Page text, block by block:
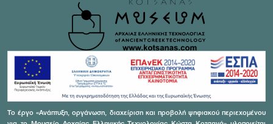
Το έργο «Ανάπτυξη, οργάνωση, διαχείριση και προβολή ψηφιακού περιεχομένου